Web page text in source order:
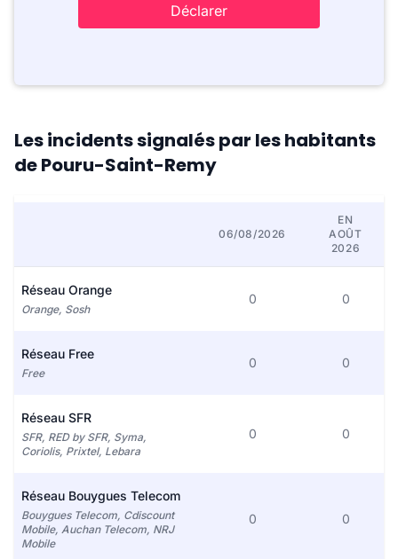
Déclarer
Les incidents signalés par les habitants
de Pouru-Saint-Remy
06/08/2026
EN
AOÛT
2026
Réseau Orange
Orange, Sosh
0 0
Réseau Free
Free
0 0
Réseau SFR
SFR, RED by SFR, Syma,
Coriolis, Prixtel, Lebara
0 0
Réseau Bouygues Telecom
Bouygues Telecom, Cdiscount
Mobile, Auchan Telecom, NRJ
Mobile
0 0